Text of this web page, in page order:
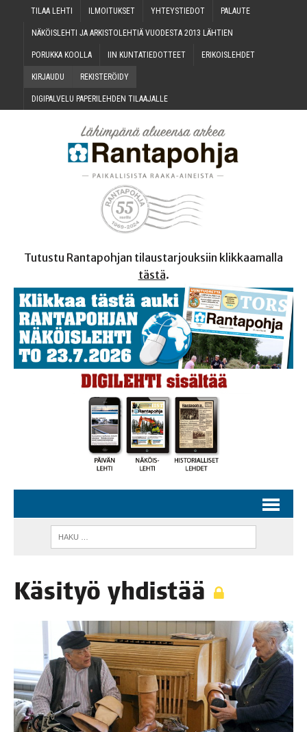
TILAA LEH­TI ILMOI­TUK­SET YHTEYS­TIE­DOT PALAU­TE
NÄKÖIS­LEH­TI JA ARKIS­TO­LEH­TIÄ VUO­DES­TA 2013 LÄHTIEN
PORUK­KA KOOLLA IIN KUN­TA­TIE­DOT­TEET ERI­KOIS­LEH­DET
KIR­JAU­DU REKIS­TE­RÖI­DY
DIGI­PAL­VE­LU PAPE­RI­LEH­DEN TILAAJALLE
Tutustu Rantapohjan tilaustarjouksiin klikkaamalla
tästä.
Käsi­työ yhdistää